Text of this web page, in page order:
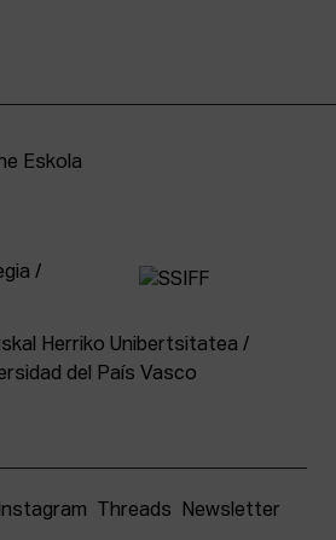
Instagram Threads Newsletter